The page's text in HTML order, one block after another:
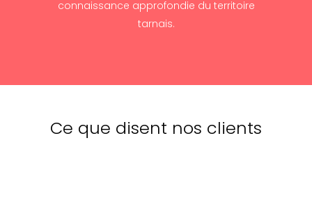
connaissance approfondie du territoire
tarnais.
Ce que disent nos clients